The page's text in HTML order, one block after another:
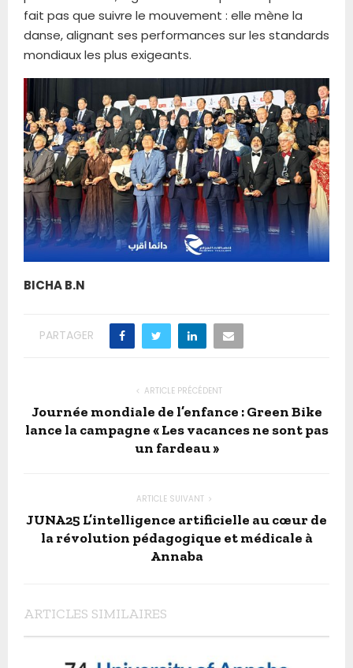
fait pas que suivre le mouvement : elle mène la
danse, alignant ses performances sur les standards
mondiaux les plus exigeants.
BICHA B.N
PARTAGER
ARTICLE PRÉCÉDENT
Journée mondiale de l’enfance : Green Bike
lance la campagne « Les vacances ne sont pas
un fardeau »
ARTICLE SUIVANT
JUNA25 L’intelligence artificielle au cœur de
la révolution pédagogique et médicale à
Annaba
ARTICLES SIMILAIRES